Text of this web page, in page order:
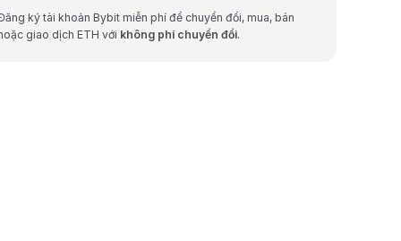
ký tài khoản Bybit miễn phí để chuyển đổi, mua, bán
giao dịch ETH với không phí chuyển đổi.